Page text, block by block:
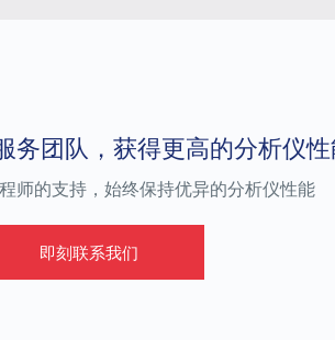
务团队，获得更高的分析仪
师的支持，始终保持优异的分析仪性能
即刻联系我们